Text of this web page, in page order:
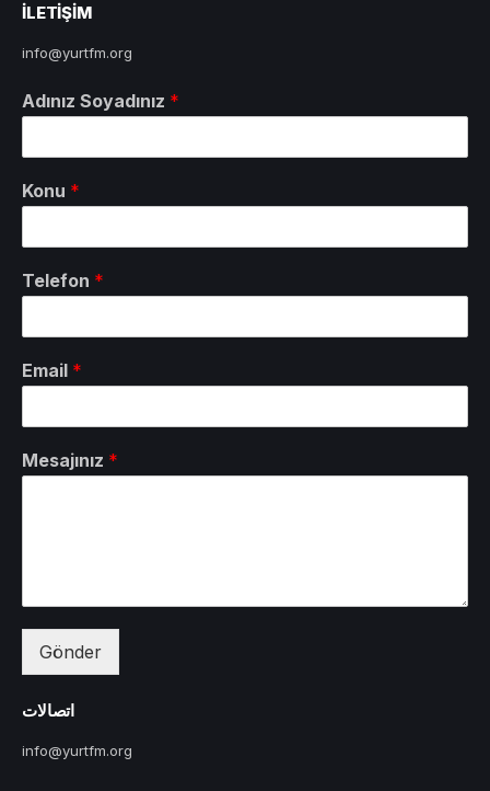
ILETIŞIM
info@yurtfm.org
Adınız Soyadınız *
Konu *
Telefon *
Email *
Mesajınız *
Gönder
اتصالات
info@yurtfm.org